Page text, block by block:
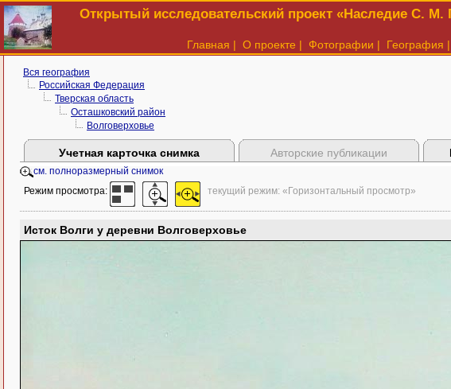
Открытый исследовательский проект «Наследие С. М.
Главная | О проекте | Фотографии | География |
Вся география
Российская Федерация
Тверская область
Осташковский район
Волговерховье
Учетная карточка снимка Авторские публикации
см. полноразмерный снимок
Режим просмотра: текущий режим: «Горизонтальный просмотр»
Исток Волги у деревни Волговерховье